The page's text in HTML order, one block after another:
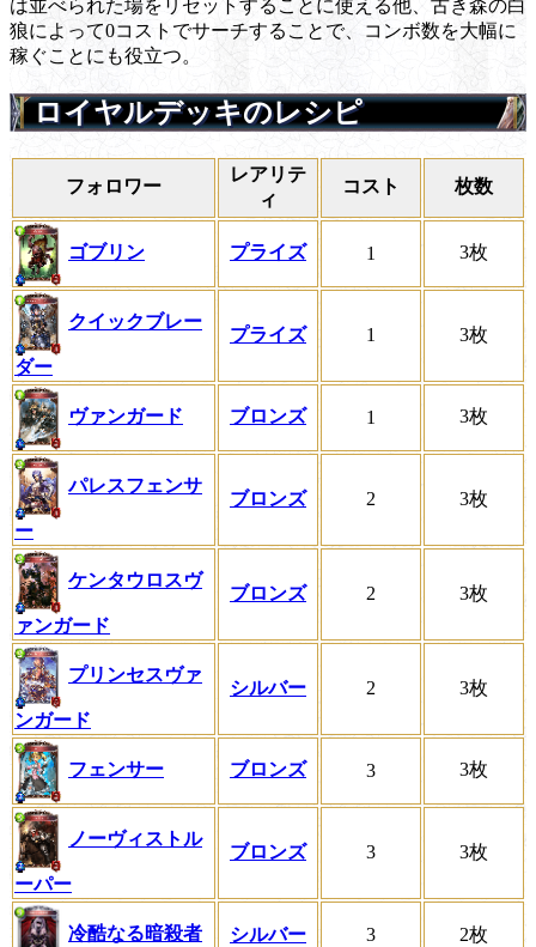
は並べられた場をリセットすることに使える他、古き森の白
狼によって0コストでサーチすることで、コンボ数を大幅に
稼ぐことにも役立つ。
ロイヤルデッキのレシピ
フォロワー
レアリテ
ィ
コスト 枚数
ゴブリン プライズ 1 3枚
クイックブレー
ダー
プライズ 1 3枚
ヴァンガード ブロンズ 1 3枚
パレスフェンサ
ー
ブロンズ 2 3枚
ケンタウロスヴ
ァンガード
ブロンズ 2 3枚
プリンセスヴァ
ンガード
シルバー 2 3枚
フェンサー ブロンズ 3 3枚
ノーヴィストル
ーパー
ブロンズ 3 3枚
冷酷なる暗殺者 シルバー 3 2枚